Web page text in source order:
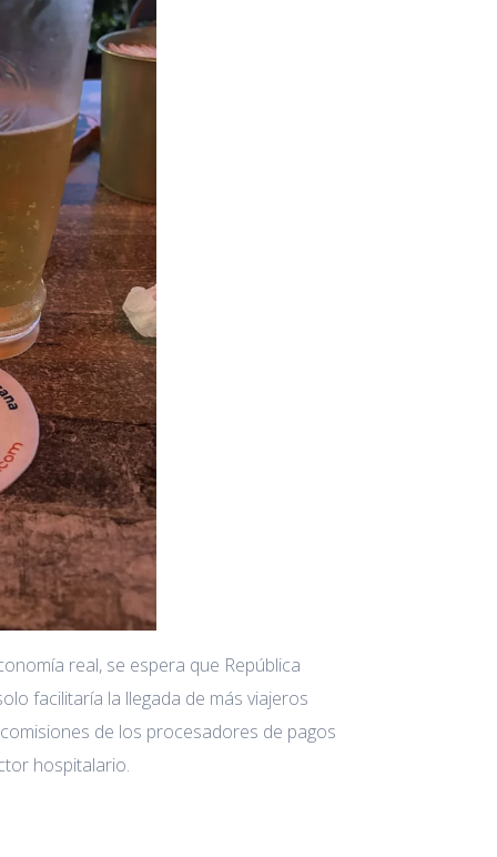
real, se espera que República
facilitaría la llegada de más viajeros
de los procesadores de pagos
hospitalario.